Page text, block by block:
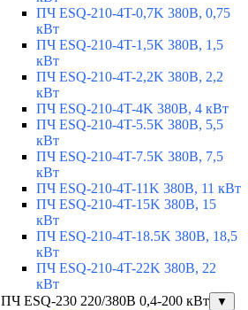
ПЧ ESQ-210-4T-0,7K 380В, 0,75
кВт
ПЧ ESQ-210-4T-1,5K 380В, 1,5
кВт
ПЧ ESQ-210-4T-2,2K 380В, 2,2
кВт
ПЧ ESQ-210-4T-4K 380В, 4 кВт
ПЧ ESQ-210-4T-5.5K 380В, 5,5
кВт
ПЧ ESQ-210-4T-7.5K 380В, 7,5
кВт
ПЧ ESQ-210-4T-11K 380В, 11 кВт
ПЧ ESQ-210-4T-15K 380В, 15
кВт
ПЧ ESQ-210-4T-18.5K 380В, 18,5
кВт
ПЧ ESQ-210-4T-22K 380В, 22
кВт
ПЧ ESQ-230 220/380В 0,4-200 кВт
▼